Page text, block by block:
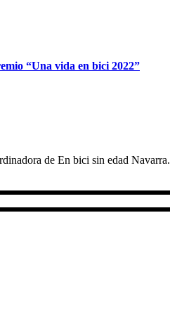
“Una vida en bici 2022”
de En bici sin edad Navarra.